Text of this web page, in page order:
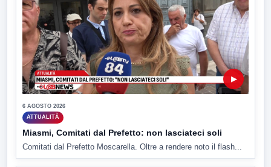
▶
6 AGOSTO 2026
ATTUALITÀ
Miasmi, Comitati dal Prefetto: non lasciateci soli
Comitati dal Prefetto Moscarella. Oltre a rendere noto il flash...